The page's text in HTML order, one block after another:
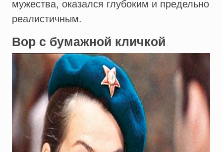
мужества, оказался глубоким и предельно
реалистичным.
Вор с бумажной кличкой